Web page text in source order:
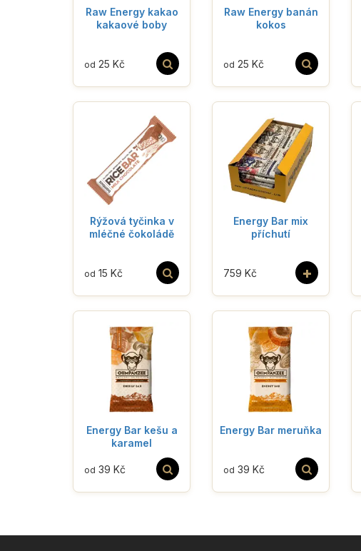
Raw Energy kakao
kakaové boby
od 25 Kč
Raw Energy banán
kokos
od 25 Kč
Rýžová tyčinka v
mléčné čokoládě
od 15 Kč
Energy Bar mix
příchutí
+
759 Kč
Energy Bar kešu a
karamel
od 39 Kč
Energy Bar meruňka
od 39 Kč